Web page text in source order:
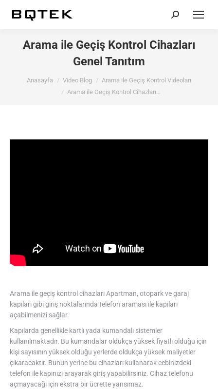
Search:
Arama ile Geçiş Kontrol Cihazları
Genel Tanıtım
Anasayfa Video Blog
Arama ile Geçiş Kontrol Videoları
Arama ile Geçiş Kontrol Cihazları…
Arama ile geçiş kontrol cihazları Apartman, otopark ve garaj
kapıları gibi giriş noktalarında telefon araması ile kapıları
açabilmenizi sağlar.
Kapılarda genellikle kartlı yada kumandalı sistemler
kullanılmaktadır. Bu kumandalar oldukça yüksek fiyatlı olduğu için
kişi sayısının yüksek olduğu yerlerde oldukça yüksek maliyetler
çıkaracaktır. Bunun yerine bu cihazları kullanarak cebinizdeki
telefon ile kapınızı arayarak giriş yapabilirsiniz. Cihaz telefonu
açmayacağı için ekstra bir ücrette yansımaz.